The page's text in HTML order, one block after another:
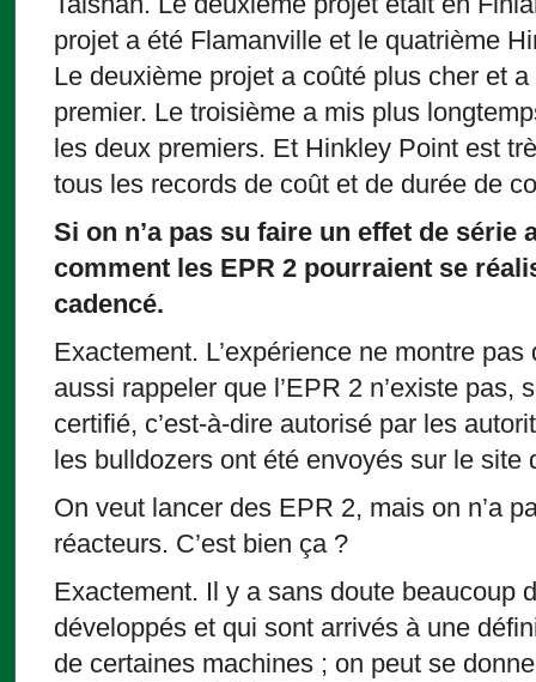
projet a été Flamanville et le quatrième
Le deuxième projet a coûté plus cher et
premier. Le troisième a mis plus
les deux premiers. Et Hinkley Point est
tous les records de coût et de durée de
Si on n’a pas su faire un effet de série
comment les EPR 2 pourraient se
cadencé.
Exactement. L’expérience ne montre pas
aussi rappeler que l’EPR 2 n’existe pas,
certifié, c’est-à-dire autorisé par les
les bulldozers ont été envoyés sur le site
On veut lancer des EPR 2, mais on n’a
réacteurs. C’est bien ça ?
Exactement. Il y a sans doute beaucoup
développés et qui sont arrivés à une
de certaines machines ; on peut se